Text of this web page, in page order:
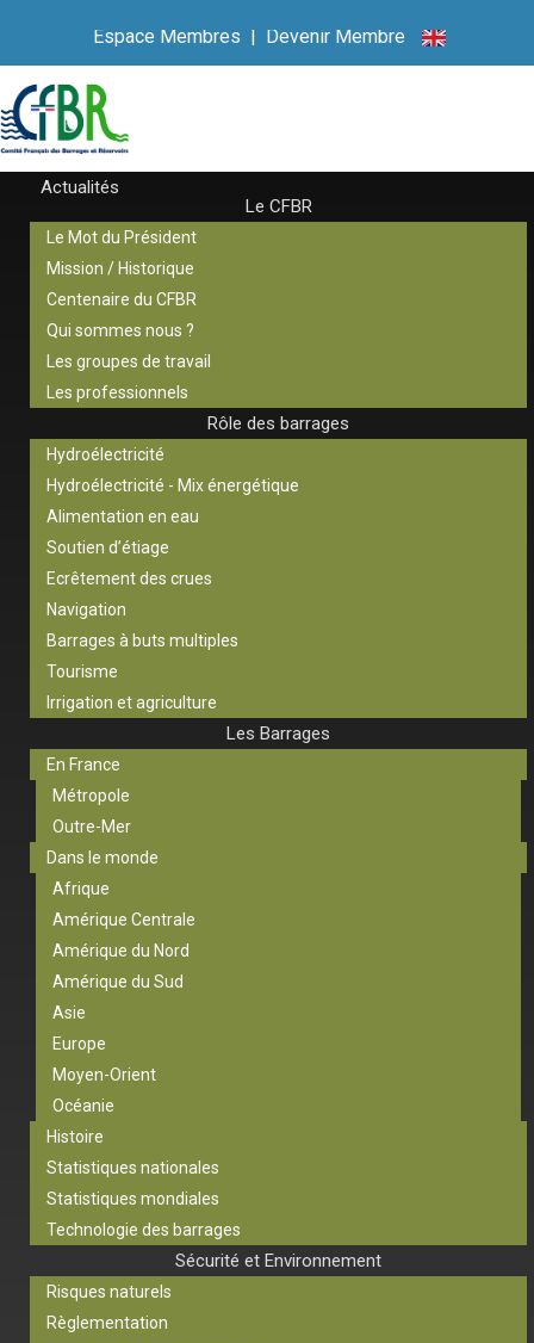
Espace Membres | Devenir Membre
Actualités
Le CFBR
Le Mot du Président
Mission / Historique
Centenaire du CFBR
Qui sommes nous ?
Les groupes de travail
Les professionnels
Rôle des barrages
Hydroélectricité
Hydroélectricité - Mix énergétique
Alimentation en eau
Soutien d’étiage
Ecrêtement des crues
Navigation
Barrages à buts multiples
Tourisme
Irrigation et agriculture
Les Barrages
En France
Métropole
Outre-Mer
Dans le monde
Afrique
Amérique Centrale
Amérique du Nord
Amérique du Sud
Asie
Europe
Moyen-Orient
Océanie
Histoire
Statistiques nationales
Statistiques mondiales
Technologie des barrages
Sécurité et Environnement
Risques naturels
Règlementation